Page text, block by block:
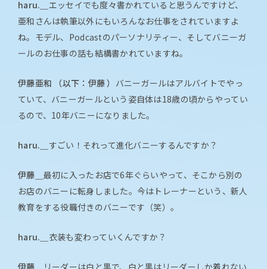
haru.＿ エッセイでも度々書かれていると思うんですけど、
亜和さんは執筆以外にもいろんなお仕事をされていますよ
ね。モデル、Podcastのパーソナリティー、そしてバニーガ
ールのお仕事の話も結構書かれていますね。
伊藤亜和 （以下：伊藤 ） バニーガールはアルバイトでやっ
ていて、バニーガールという姿自体は18歳の頃からやってい
るので、10年バニーになりました。
haru.＿ すごい！それって進化バニーするんですか？
伊藤＿ 最初に入ったお店で6年ぐらいやって、そこから別の
お店のバニーに転身しました。今はトレーナーという、新人
教育をする役職付きのバニーです（笑）。
haru.＿ 衣装も変わっていくんですか？